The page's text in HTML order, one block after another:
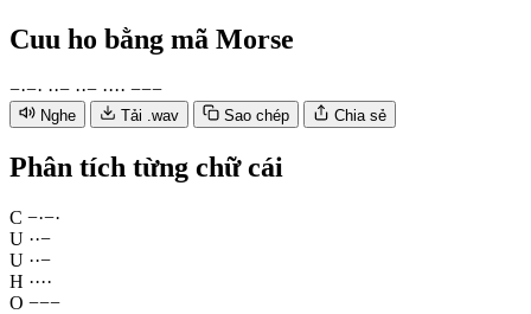
Cuu ho bằng mã Morse
−·−· ··− ··− ···· −−−
Nghe Tải .wav Sao chép Chia sẻ
Phân tích từng chữ cái
C −·−·
U ··−
U ··−
H ····
O −−−